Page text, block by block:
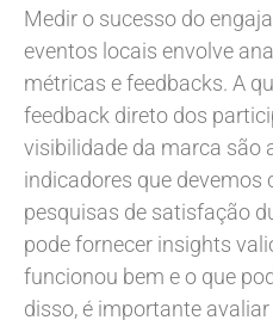
Medir o sucesso do
eventos locais envolve
métricas e feedbacks. A
feedback direto dos
visibilidade da marca são
indicadores que devemos
pesquisas de satisfação
pode fornecer insights
funcionou bem e o que
disso, é importante